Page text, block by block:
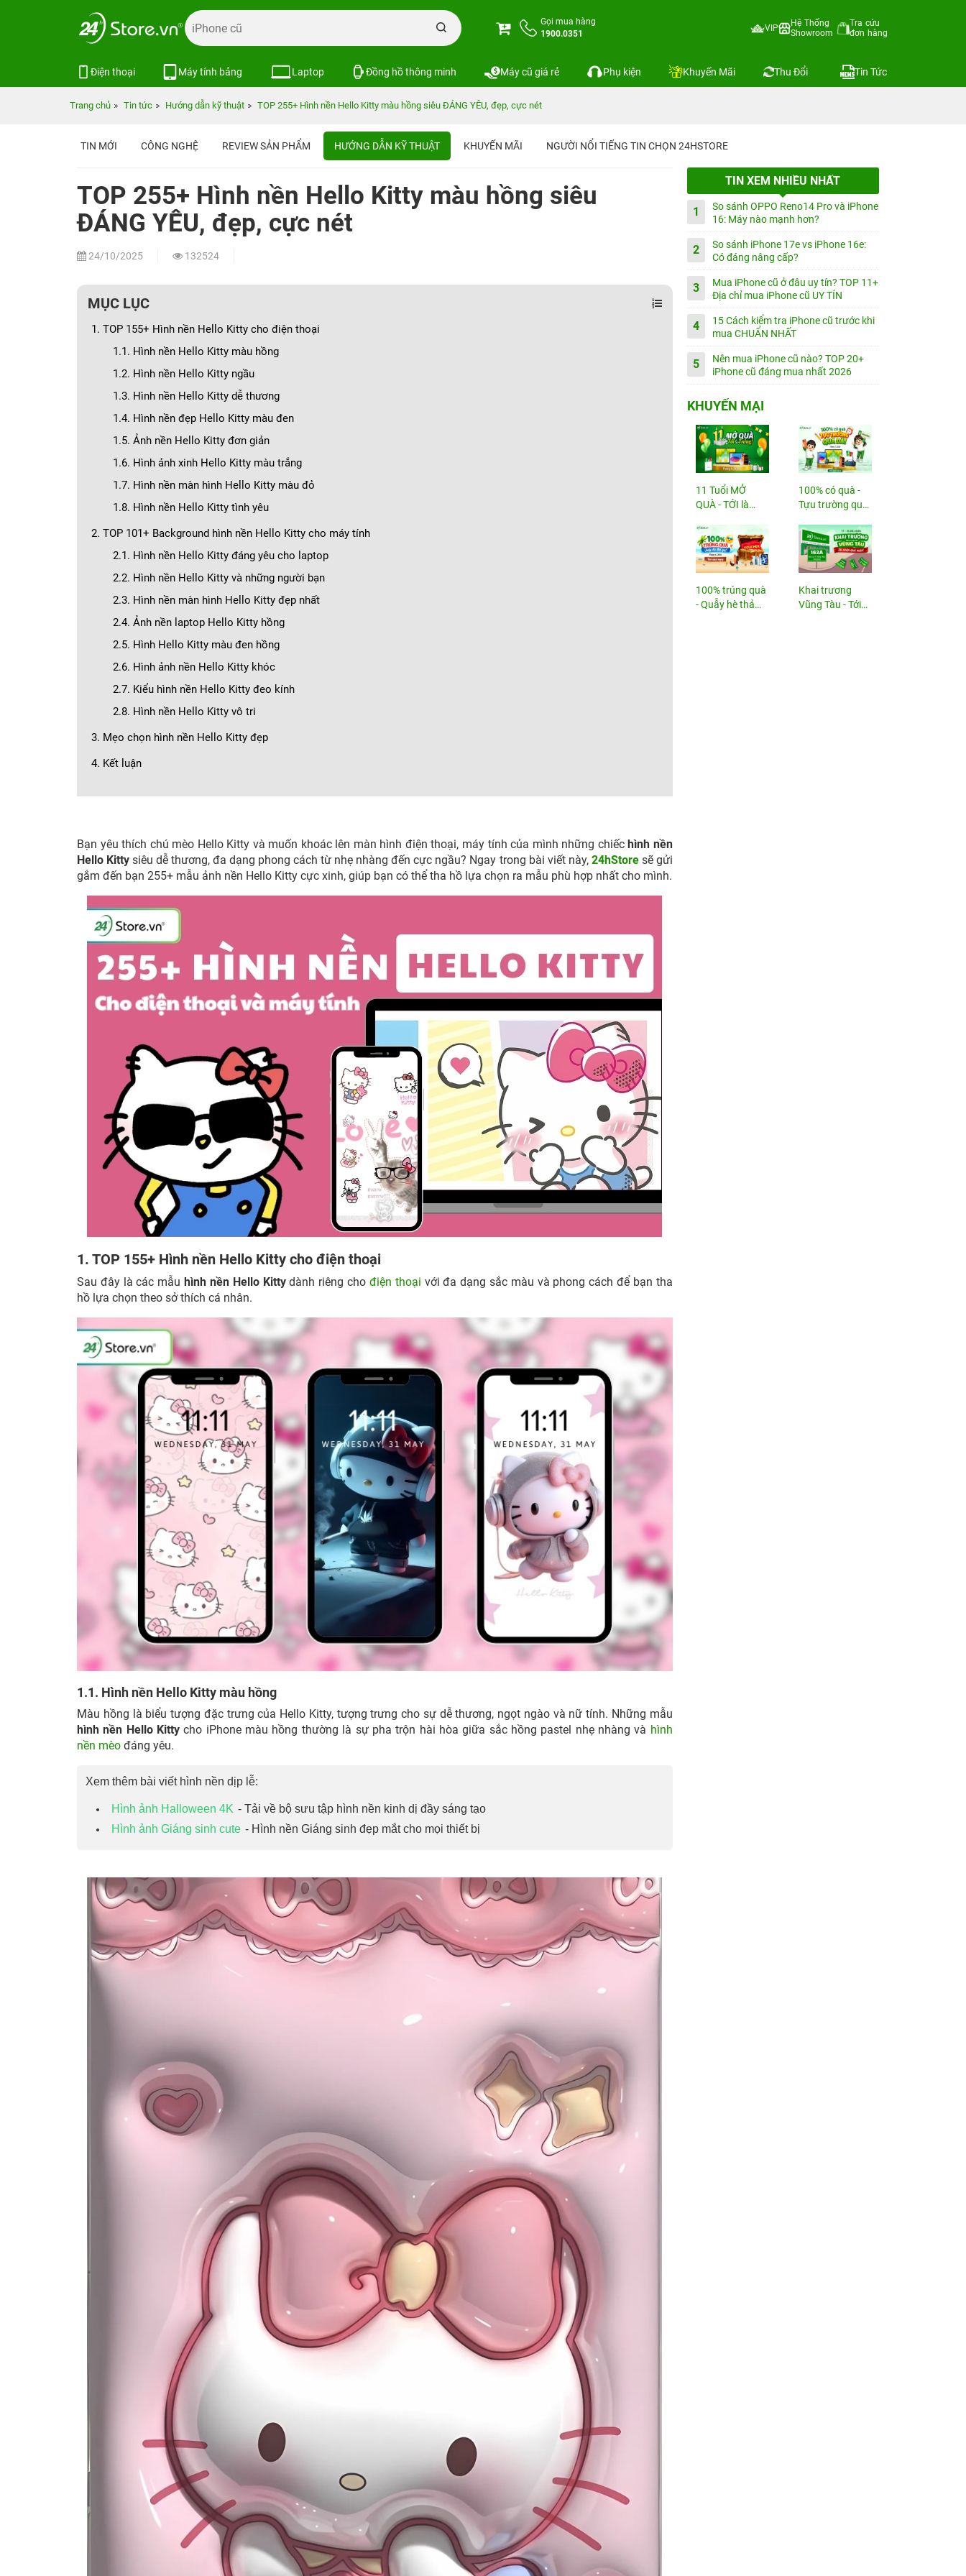
Gọi mua hàng
1900.0351
VIP
Hệ Thống
Showroom
Tra cứu
đơn hàng
Điện thoại Máy tính bảng Laptop Đồng hồ thông minh Máy cũ giá rẻ Phụ kiện Khuyến Mãi Thu Đổi Tin Tức
Trang chủ Tin tức Hướng dẫn kỹ thuật TOP 255+ Hình nền Hello Kitty màu hồng siêu ĐÁNG YÊU, đẹp, cực nét
TIN MỚI CÔNG NGHỆ REVIEW SẢN PHẨM HƯỚNG DẪN KỸ THUẬT KHUYẾN MÃI NGƯỜI NỔI TIẾNG TIN CHỌN 24HSTORE
TOP 255+ Hình nền Hello Kitty màu hồng siêu
ĐÁNG YÊU, đẹp, cực nét
24/10/2025 132524
MỤC LỤC
1. TOP 155+ Hình nền Hello Kitty cho điện thoại
1.1. Hình nền Hello Kitty màu hồng
1.2. Hình nền Hello Kitty ngầu
1.3. Hình nền Hello Kitty dễ thương
1.4. Hình nền đẹp Hello Kitty màu đen
1.5. Ảnh nền Hello Kitty đơn giản
1.6. Hình ảnh xinh Hello Kitty màu trắng
1.7. Hình nền màn hình Hello Kitty màu đỏ
1.8. Hình nền Hello Kitty tình yêu
2. TOP 101+ Background hình nền Hello Kitty cho máy tính
2.1. Hình nền Hello Kitty đáng yêu cho laptop
2.2. Hình nền Hello Kitty và những người bạn
2.3. Hình nền màn hình Hello Kitty đẹp nhất
2.4. Ảnh nền laptop Hello Kitty hồng
2.5. Hình Hello Kitty màu đen hồng
2.6. Hình ảnh nền Hello Kitty khóc
2.7. Kiểu hình nền Hello Kitty đeo kính
2.8. Hình nền Hello Kitty vô tri
3. Mẹo chọn hình nền Hello Kitty đẹp
4. Kết luận
Bạn yêu thích chú mèo Hello Kitty và muốn khoác lên màn hình điện thoại, máy tính của mình những chiếchình nền
Hello Kitty siêu dễ thương, đa dạng phong cách từ nhẹ nhàng đến cực ngầu? Ngay trong bài viết này, 24hStoresẽ gửi
gắm đến bạn 255+ mẫu ảnh nền Hello Kitty cực xinh, giúp bạn có thể tha hồ lựa chọn ra mẫu phù hợp nhất cho mình.
1. TOP 155+ Hình nền Hello Kitty cho điện thoại
Sau đây là các mẫuhình nền Hello Kittydành riêng cho điện thoại với đa dạng sắc màu và phong cách để bạn tha
hồ lựa chọn theo sở thích cá nhân.
1.1. Hình nền Hello Kitty màu hồng
Màu hồng là biểu tượng đặc trưng của Hello Kitty, tượng trưng cho sự dễ thương, ngọt ngào và nữ tính. Những mẫu
hình nền Hello Kitty cho iPhone màu hồng thường là sự pha trộn hài hòa giữa sắc hồng pastel nhẹ nhàng và hình
nền mèo đáng yêu.
Xem thêm bài viết hình nền dịp lễ:
Hình ảnh Halloween 4K - Tải về bộ sưu tập hình nền kinh dị đầy sáng tạo
Hình ảnh Giáng sinh cute - Hình nền Giáng sinh đẹp mắt cho mọi thiết bị
TIN XEM NHIỀU NHẤT
1
So sánh OPPO Reno14 Pro và iPhone
16: Máy nào mạnh hơn?
2
So sánh iPhone 17e vs iPhone 16e:
Có đáng nâng cấp?
3
Mua iPhone cũ ở đâu uy tín? TOP 11+
Địa chỉ mua iPhone cũ UY TÍN
4
15 Cách kiểm tra iPhone cũ trước khi
mua CHUẨN NHẤT
5
Nên mua iPhone cũ nào? TOP 20+
iPhone cũ đáng mua nhất 2026
KHUYẾN MẠI
11 Tuổi MỞ
QUÀ - TỚI là
100% có quà -
Tựu trường quá
100% trúng quà
- Quẫy hè thả
Khai trương
Vũng Tàu - Tới